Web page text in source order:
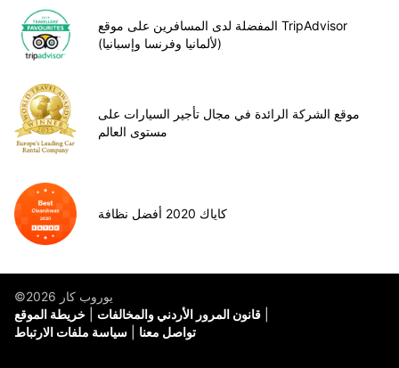
المفضلة لدى المسافرين على موقع TripAdvisor
(لألمانيا وفرنسا وإسبانيا)
موقع الشركة الرائدة في مجال تأجير السيارات على
مستوى العالم
كاياك 2020 أفضل نظافة
©يوروب كار 2026
خريطة الموقع
قانون المرور الأردني والمخالفات
سياسة ملفات الارتباط
تواصل معنا